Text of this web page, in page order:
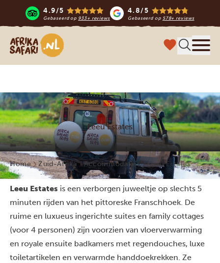
4.9/5
Gebaseerd op 933+ reviews
4.8/5
Gebaseerd op 578+ reviews
Afrika safari
Leeu Estates
Home Zuid-Afrika Accommodaties Leeu Estates
Leeu Estates is een verborgen juweeltje op slechts 5
minuten rijden van het pittoreske Franschhoek. De
ruime en luxueus ingerichte suites en family cottages
(voor 4 personen) zijn voorzien van vloerverwarming
en royale ensuite badkamers met regendouches, luxe
toiletartikelen en verwarmde handdoekrekken. Ze